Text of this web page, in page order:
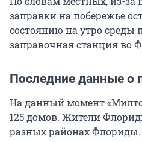
заправки на побережье
состоянию на утро среды
заправочная станция во
Последние данные о
На данный момент
125 домов. Жители
разных районах